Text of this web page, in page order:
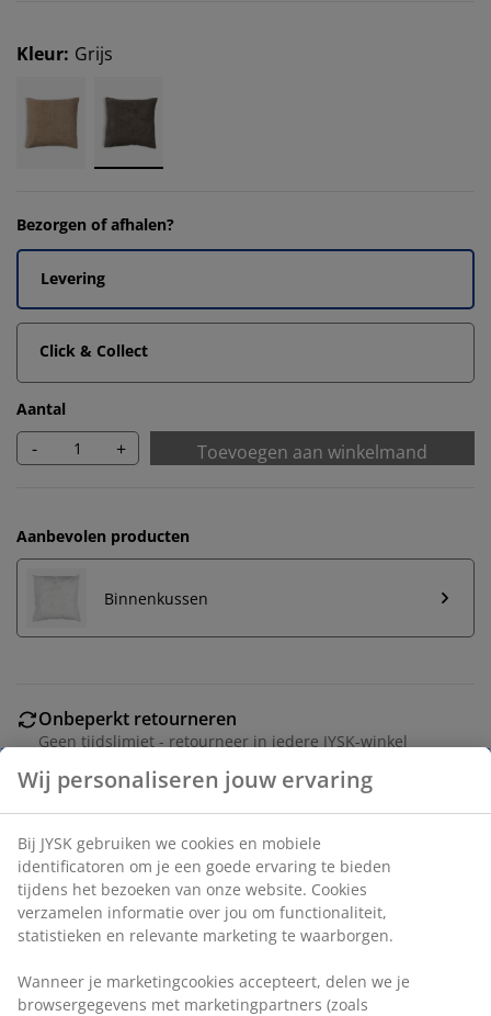
Kleur: Grijs
Bezorgen of afhalen?
Levering
Click & Collect
Aantal
- + Toevoegen aan winkelmand
Aanbevolen producten
Binnenkussen
Onbeperkt retourneren
Geen tijdslimiet - retourneer in iedere JYSK-winkel
Prijsgarantie
30 dagen prijsgarantie op alle artikelen
Flexibele bezorgopties
Snelle en gemakkelijke bezorgopties naar keuze
Artikelnummer: 6899342